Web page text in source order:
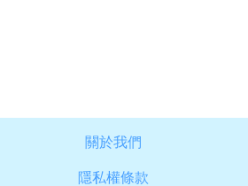
關於我們
隱私權條款